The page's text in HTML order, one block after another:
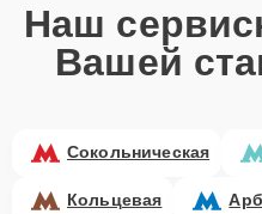
Наш
Вашей
Сокольническая
Кольцевая